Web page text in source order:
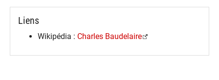
Liens
Wikipédia : Charles Baudelaire